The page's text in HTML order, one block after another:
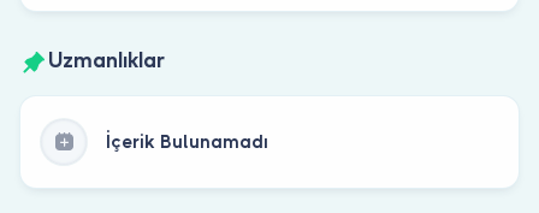
Uzmanlıklar
İçerik Bulunamadı